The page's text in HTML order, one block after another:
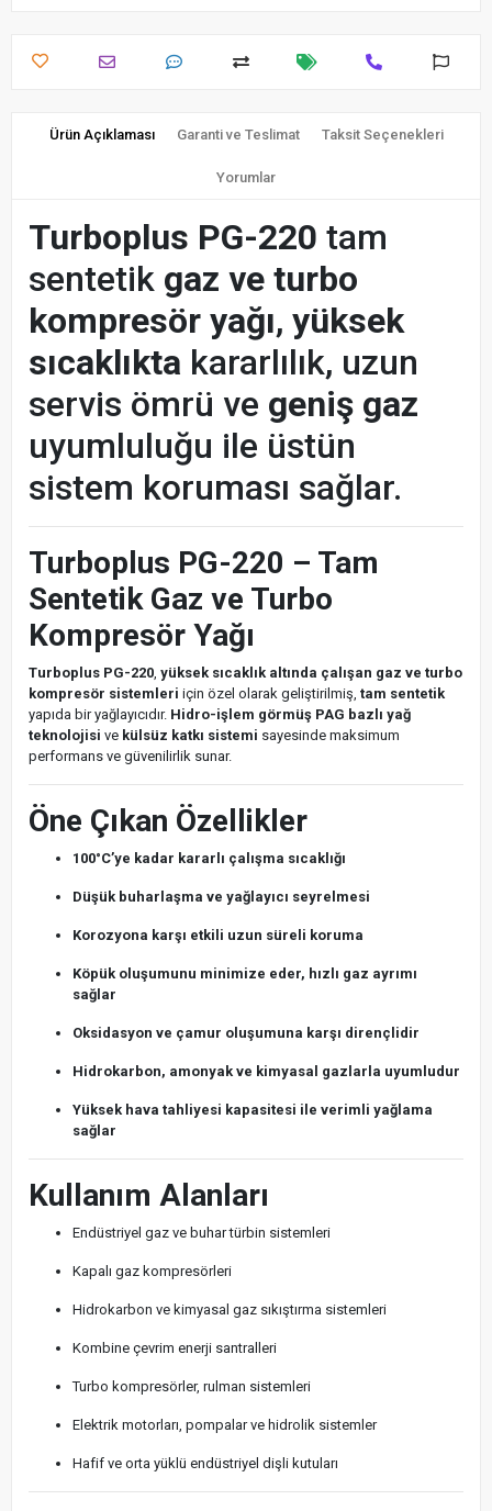
Ürün Açıklaması Garanti ve Teslimat Taksit Seçenekleri
Yorumlar
Turboplus PG-220 tam
sentetik gaz ve turbo
kompresör yağı, yüksek
sıcaklıkta kararlılık, uzun
servis ömrü ve geniş gaz
uyumluluğu ile üstün
sistem koruması sağlar.
Turboplus PG-220 – Tam
Sentetik Gaz ve Turbo
Kompresör Yağı
Turboplus PG-220, yüksek sıcaklık altında çalışan gaz ve turbo
kompresör sistemleri için özel olarak geliştirilmiş, tam sentetik
yapıda bir yağlayıcıdır. Hidro-işlem görmüş PAG bazlı yağ
teknolojisi ve külsüz katkı sistemi sayesinde maksimum
performans ve güvenilirlik sunar.
Öne Çıkan Özellikler
100°C’ye kadar kararlı çalışma sıcaklığı
Düşük buharlaşma ve yağlayıcı seyrelmesi
Korozyona karşı etkili uzun süreli koruma
Köpük oluşumunu minimize eder, hızlı gaz ayrımı
sağlar
Oksidasyon ve çamur oluşumuna karşı dirençlidir
Hidrokarbon, amonyak ve kimyasal gazlarla uyumludur
Yüksek hava tahliyesi kapasitesi ile verimli yağlama
sağlar
Kullanım Alanları
Endüstriyel gaz ve buhar türbin sistemleri
Kapalı gaz kompresörleri
Hidrokarbon ve kimyasal gaz sıkıştırma sistemleri
Kombine çevrim enerji santralleri
Turbo kompresörler, rulman sistemleri
Elektrik motorları, pompalar ve hidrolik sistemler
Hafif ve orta yüklü endüstriyel dişli kutuları